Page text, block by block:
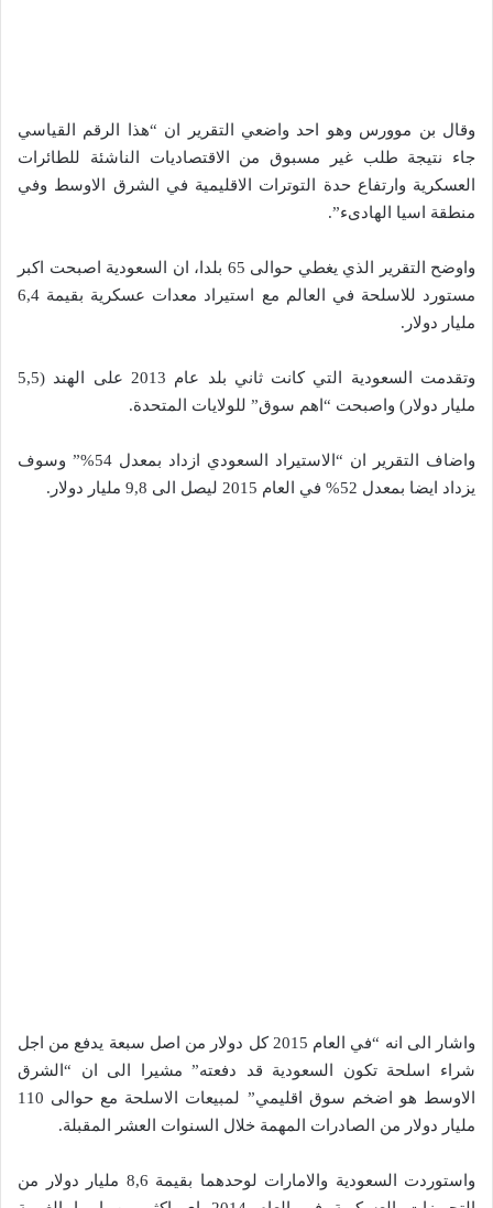
وقال بن موورس وهو احد واضعي التقرير ان “هذا الرقم القياسي
جاء نتيجة طلب غير مسبوق من الاقتصاديات الناشئة للطائرات
العسكرية وارتفاع حدة التوترات الاقليمية في الشرق الاوسط وفي
منطقة اسيا الهادىء”.
واوضح التقرير الذي يغطي حوالى 65 بلدا، ان السعودية اصبحت اكبر
مستورد للاسلحة في العالم مع استيراد معدات عسكرية بقيمة 6,4
مليار دولار.
وتقدمت السعودية التي كانت ثاني بلد عام 2013 على الهند (5,5
مليار دولار) واصبحت “اهم سوق” للولايات المتحدة.
واضاف التقرير ان “الاستيراد السعودي ازداد بمعدل 54%” وسوف
يزداد ايضا بمعدل 52% في العام 2015 ليصل الى 9,8 مليار دولار.
واشار الى انه “في العام 2015 كل دولار من اصل سبعة يدفع من اجل
شراء اسلحة تكون السعودية قد دفعته” مشيرا الى ان “الشرق
الاوسط هو اضخم سوق اقليمي” لمبيعات الاسلحة مع حوالى 110
مليار دولار من الصادرات المهمة خلال السنوات العشر المقبلة.
واستوردت السعودية والامارات لوحدهما بقيمة 8,6 مليار دولار من